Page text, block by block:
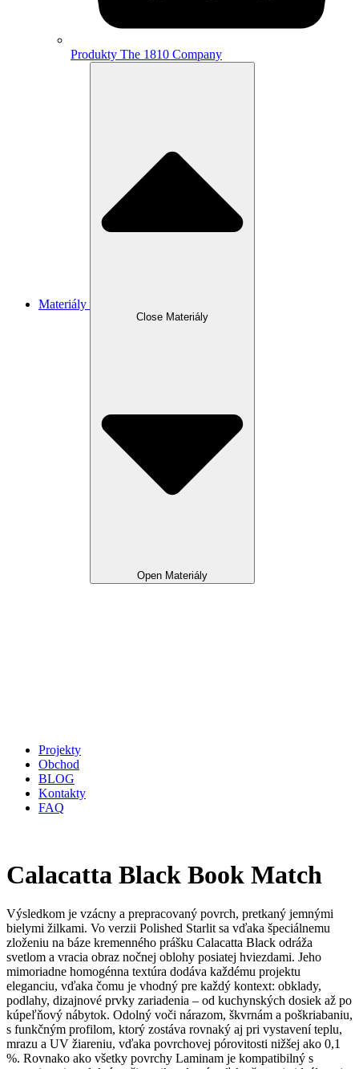
Produkty The 1810 Company
Materiály
Close Materiály
Open Materiály
Projekty
Obchod
BLOG
Kontakty
FAQ
Calacatta Black Book Match
Výsledkom je vzácny a prepracovaný povrch, pretkaný jemnými
bielymi žilkami. Vo verzii Polished Starlit sa vďaka špeciálnemu
zloženiu na báze kremenného prášku Calacatta Black odráža
svetlom a vracia obraz nočnej oblohy posiatej hviezdami. Jeho
mimoriadne homogénna textúra dodáva každému projektu
eleganciu, vďaka čomu je vhodný pre každý kontext: obklady,
podlahy, dizajnové prvky zariadenia – od kuchynských dosiek až po
kúpeľňový nábytok. Odolný voči nárazom, škvrnám a poškriabaniu,
s funkčným profilom, ktorý zostáva rovnaký aj pri vystavení teplu,
mrazu a UV žiareniu, vďaka povrchovej pórovitosti nižšej ako 0,1
%. Rovnako ako všetky povrchy Laminam je kompatibilný s